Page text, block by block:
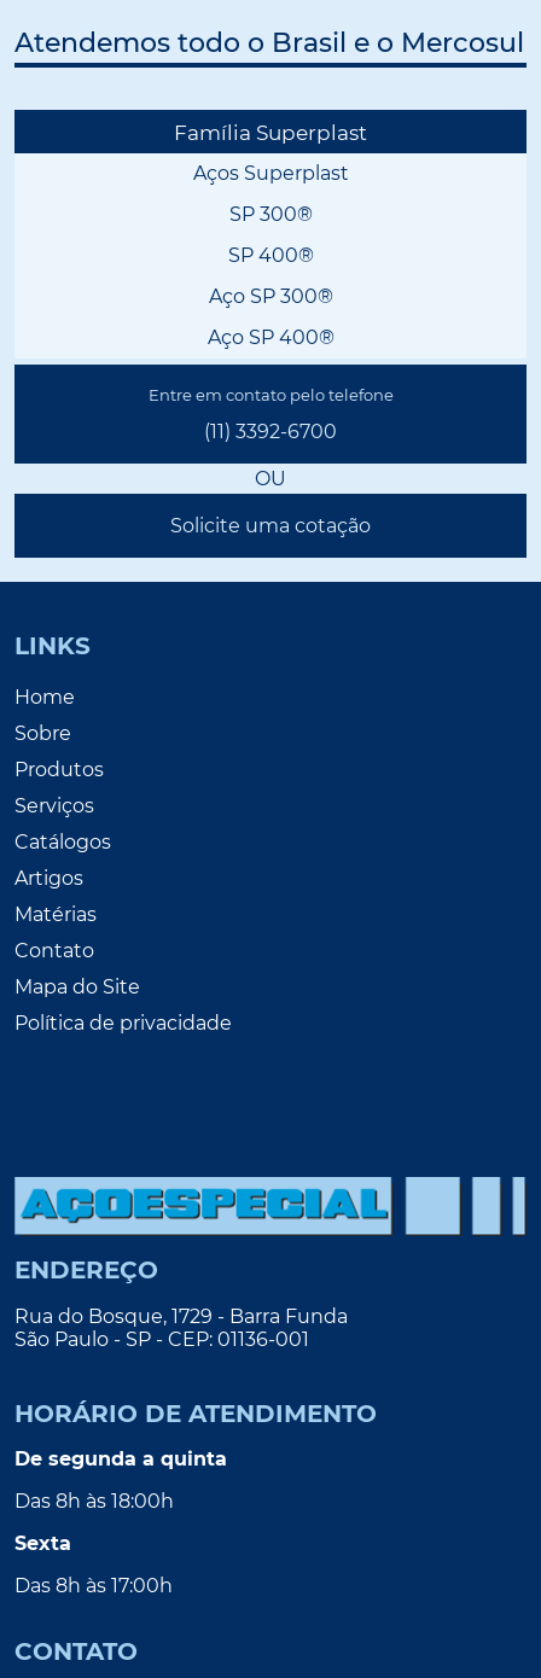
Atendemos todo o Brasil e o Mercosul
Família Superplast
Aços Superplast
SP 300®
SP 400®
Aço SP 300®
Aço SP 400®
Entre em contato pelo telefone
(11) 3392-6700
OU
Solicite uma cotação
LINKS
Home
Sobre
Produtos
Serviços
Catálogos
Artigos
Matérias
Contato
Mapa do Site
Política de privacidade
ENDEREÇO
Rua do Bosque, 1729 - Barra Funda
São Paulo - SP - CEP: 01136-001
HORÁRIO DE ATENDIMENTO
De segunda a quinta
Das 8h às 18:00h
Sexta
Das 8h às 17:00h
CONTATO